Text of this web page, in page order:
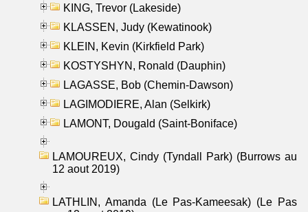
KING, Trevor (Lakeside)
KLASSEN, Judy (Kewatinook)
KLEIN, Kevin (Kirkfield Park)
KOSTYSHYN, Ronald (Dauphin)
LAGASSE, Bob (Chemin-Dawson)
LAGIMODIERE, Alan (Selkirk)
LAMONT, Dougald (Saint-Boniface)
LAMOUREUX, Cindy (Tyndall Park) (Burrows au
12 aout 2019)
LATHLIN, Amanda (Le Pas-Kameesak) (Le Pas